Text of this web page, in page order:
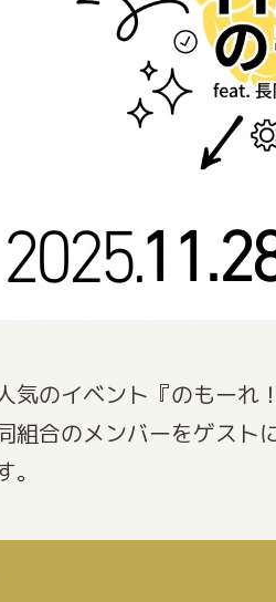
気のイベント『のもー
組合のメンバーをゲス